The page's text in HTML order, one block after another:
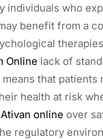
individuals who
benefit from a
Online lack of
that patients
health at risk
online over
regulatory